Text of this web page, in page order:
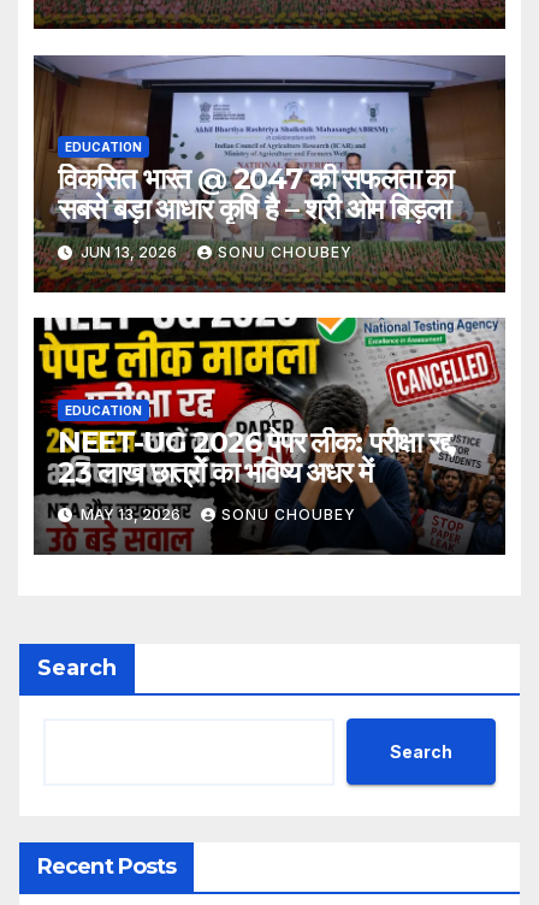
EDUCATION
विकसित भारत @ 2047 की सफलता का
सबसे बड़ा आधार कृषि है – श्री ओम बिड़ला
JUN 13, 2026 SONU CHOUBEY
EDUCATION
NEET-UG 2026 पेपर लीक: परीक्षा रद्द,
23 लाख छात्रों का भविष्य अधर में
MAY 13, 2026 SONU CHOUBEY
Search
Search
Recent Posts